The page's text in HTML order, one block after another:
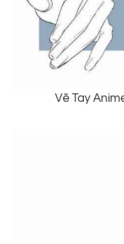
Vẽ Tay